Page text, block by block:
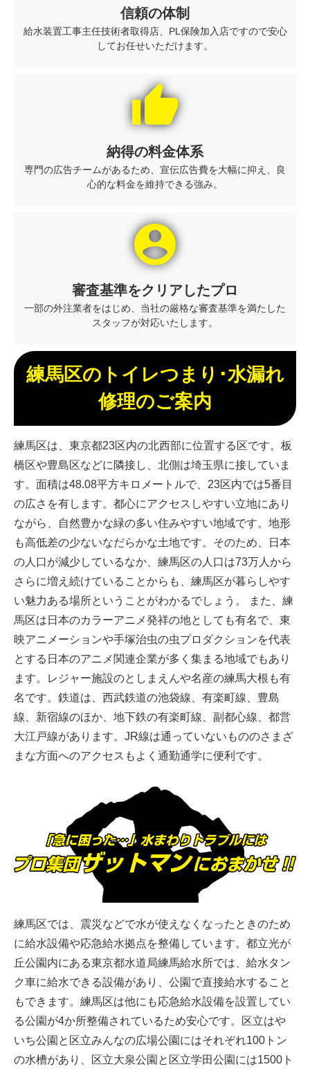
信頼の体制
給水装置工事主任技術者取得店、PL保険加入店ですので安心
してお任せいただけます。
thumb_up
納得の料金体系
専門の広告チームがあるため、宣伝広告費を大幅に抑え、良
心的な料金を維持できる強み。
account_circle
審査基準をクリアしたプロ
一部の外注業者をはじめ、当社の厳格な審査基準を満たした
スタッフが対応いたします。
練馬区のトイレつまり･水漏れ
修理のご案内
練馬区は、東京都23区内の北西部に位置する区です。板
橋区や豊島区などに隣接し、北側は埼玉県に接していま
す。面積は48.08平方キロメートルで、23区内では5番目
の広さを有します。都心にアクセスしやすい立地にあり
ながら、自然豊かな緑の多い住みやすい地域です。地形
も高低差の少ないなだらかな土地です。そのため、日本
の人口が減少しているなか、練馬区の人口は73万人から
さらに増え続けていることからも、練馬区が暮らしやす
い魅力ある場所ということがわかるでしょう。 また、練
馬区は日本のカラーアニメ発祥の地としても有名で、東
映アニメーションや手塚治虫の虫プロダクションを代表
とする日本のアニメ関連企業が多く集まる地域でもあり
ます。レジャー施設のとしまえんや名産の練馬大根も有
名です。鉄道は、西武鉄道の池袋線、有楽町線、豊島
線、新宿線のほか、地下鉄の有楽町線、副都心線、都営
大江戸線があります。JR線は通っていないもののさまざ
まな方面へのアクセスもよく通勤通学に便利です。
練馬区では、震災などで水が使えなくなったときのため
に給水設備や応急給水拠点を整備しています。都立光が
丘公園内にある東京都水道局練馬給水所では、給水タン
ク車に給水できる設備があり、公園で直接給水すること
もできます。練馬区は他にも応急給水設備を設置してい
る公園が4か所整備されているため安心です。区立はや
いち公園と区立みんなの広場公園にはそれぞれ100トン
の水槽があり、区立大泉公園と区立学田公園には1500ト